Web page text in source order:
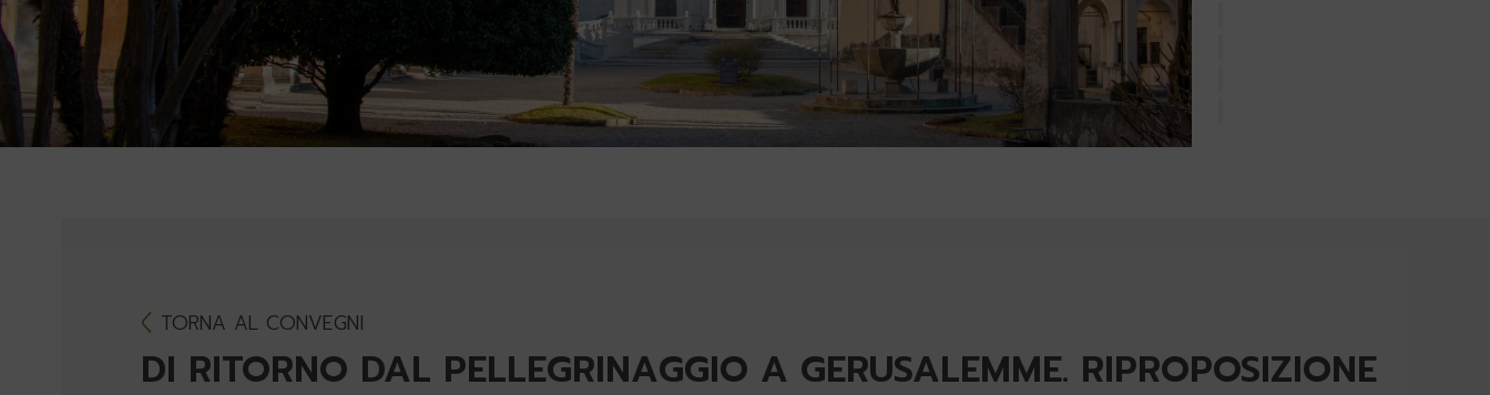
TORNA AL CONVEGNI
DI RITORNO DAL PELLEGRINAGGIO A GERUSALEMME. RIPROPOSIZIONE